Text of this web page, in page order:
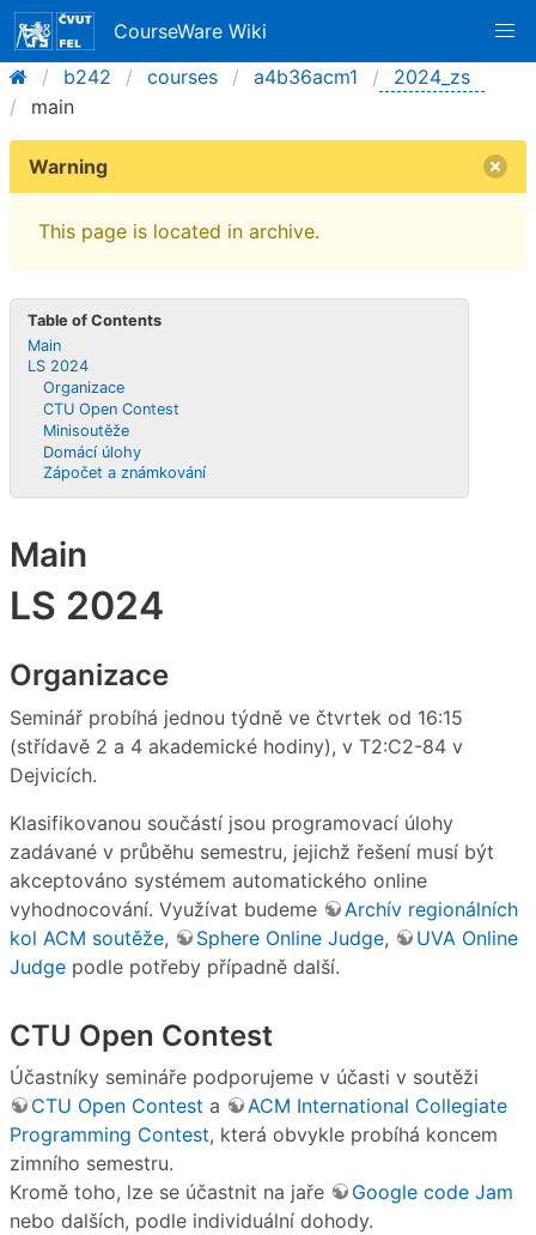
CourseWare Wiki
b242
courses a4b36acm1
2024_zs
main
Warning
This page is located in archive.
Table of Contents
Main
LS 2024
Organizace
CTU Open Contest
Minisoutěže
Domácí úlohy
Zápočet a známkování
Main
LS 2024
Organizace
Seminář probíhá jednou týdně ve čtvrtek od 16:15
(střídavě 2 a 4 akademické hodiny), v T2:C2-84 v
Dejvicích.
Klasifikovanou součástí jsou programovací úlohy
zadávané v průběhu semestru, jejichž řešení musí být
akceptováno systémem automatického online
vyhodnocování. Využívat budeme
Archív regionálních
kol ACM soutěže, Sphere Online Judge,
UVA Online
Judge podle potřeby případně další.
CTU Open Contest
Účastníky semináře podporujeme v účasti v soutěži
CTU Open Contest a
ACM International Collegiate
Programming Contest, která obvykle probíhá koncem
zimního semestru.
Kromě toho, lze se účastnit na jaře
Google code Jam
nebo dalších, podle individuální dohody.